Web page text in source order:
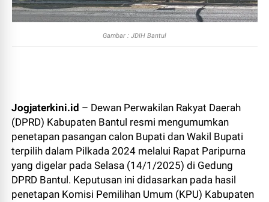
Gambar : JDIH Bantul
Jogjaterkini.id – Dewan Perwakilan Rakyat Daerah
(DPRD) Kabupaten Bantul resmi mengumumkan
penetapan pasangan calon Bupati dan Wakil Bupati
terpilih dalam Pilkada 2024 melalui Rapat Paripurna
yang digelar pada Selasa (14/1/2025) di Gedung
DPRD Bantul. Keputusan ini didasarkan pada hasil
penetapan Komisi Pemilihan Umum (KPU) Kabupaten